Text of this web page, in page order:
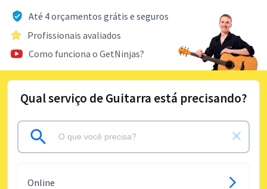
Até 4 orçamentos grátis e seguros
Profissionais avaliados
Como funciona o GetNinjas?
Qual serviço de Guitarra está precisando?
Online